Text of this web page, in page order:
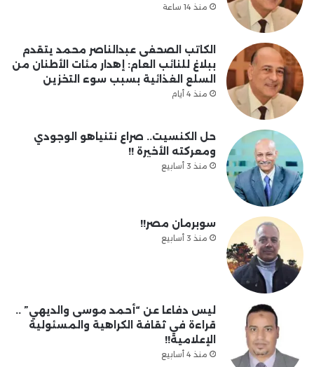
منذ 14 ساعة
الكاتب الصحفى عبدالناصر محمد يتقدم
ببلاغ للنائب العام: إهدار مئات الأطنان من
السلع الغذائية بسبب سوء التخزين
منذ 4 أيام
حل الكنسيت.. صراع نتنياهو الوجودي
ومعركته الأخيرة !!
منذ 3 أسابيع
سوبرمان مصر!!
منذ 3 أسابيع
ليس دفاعا عن “أحمد موسى والديهي” ..
قراءة في ثقافة الكراهية والمسئولية
الإعلامية!!
منذ 4 أسابيع